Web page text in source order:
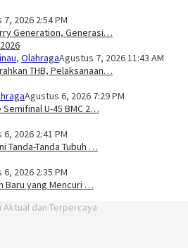
2026 2:54 PM
Generation, Generasi…
, OlahragaAgustus 7, 2026 11:43 AM
THB, Pelaksanaan…
Agustus 6, 2026 7:29 PM
Semifinal U-45 BMC 2…
2026 2:41 PM
Tanda-Tanda Tubuh …
2026 2:35 PM
Baru yang Mencuri …